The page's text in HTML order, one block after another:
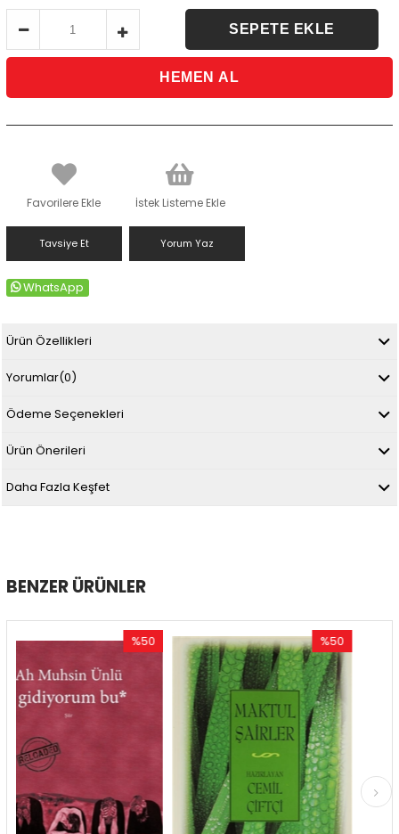
Favorilere Ekle İstek Listeme Ekle
Tavsiye Et Yorum Yaz
WhatsApp
Ürün Özellikleri
Yorumlar(0)
Ödeme Seçenekleri
Ürün Önerileri
Daha Fazla Keşfet
BENZER ÜRÜNLER
%50
%50İndirim
%50
İndirim
%50İndirim